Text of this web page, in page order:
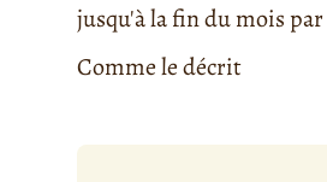
jusqu'à la fin du mois par
Comme le décrit